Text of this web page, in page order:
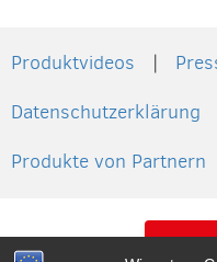
Produktvideos
Datenschutzerklärung
Produkte von Partnern